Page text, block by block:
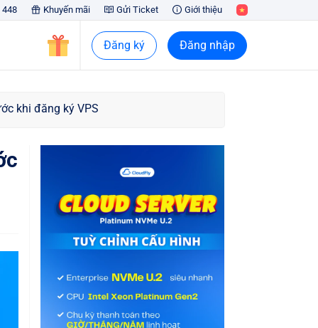
448 Khuyến mãi Gửi Ticket Giới thiệu
Đăng ký Đăng nhập
khi đăng ký VPS